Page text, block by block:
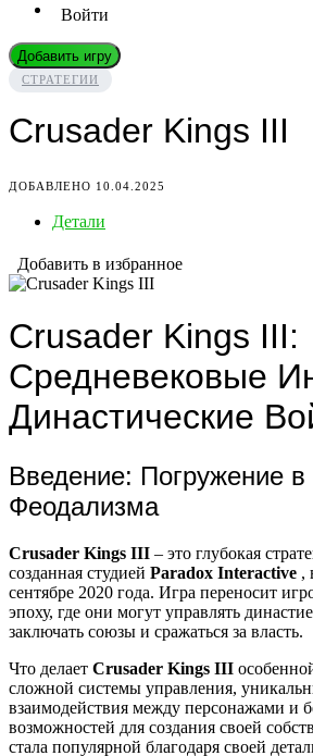
Войти
Добавить игру
СТРАТЕГИИ
Crusader Kings III
ДОБАВЛЕНО 10.04.2025
Детали
Добавить в избранное
Crusader Kings III:
Средневековые
Династические
Введение: Погружение
Феодализма
Crusader Kings III – это глубокая
созданная студией Paradox Interactive ,
сентябре 2020 года. Игра переносит
эпоху, где они могут управлять
заключать союзы и сражаться за власть.
Что делает Crusader Kings III
сложной системы управления,
взаимодействия между персонажами и
возможностей для создания своей
стала популярной благодаря своей